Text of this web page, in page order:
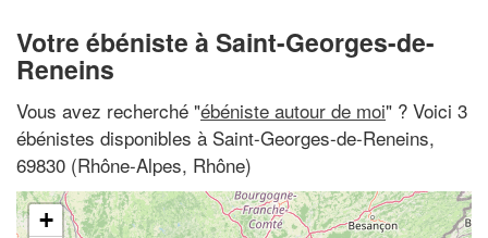
Votre ébéniste à Saint-Georges-de-
Reneins
Vous avez recherché "ébéniste autour de moi" ? Voici 3
ébénistes disponibles à Saint-Georges-de-Reneins,
69830 (Rhône-Alpes, Rhône)
+